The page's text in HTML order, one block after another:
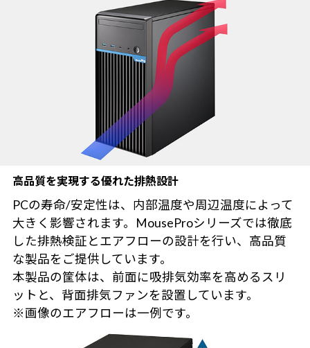
高品質を実現する優れた排熱設計
PCの寿命/安定性は、内部温度や周辺温度によって
大きく影響されます。MouseProシリーズでは徹底
した排熱検証とエアフローの設計を行い、高品質
な製品をご提供しています。
本製品の筐体は、前面に吸排気効率を高めるスリ
ットと、背面排気ファンを設置しています。
※画像のエアフローは一例です。